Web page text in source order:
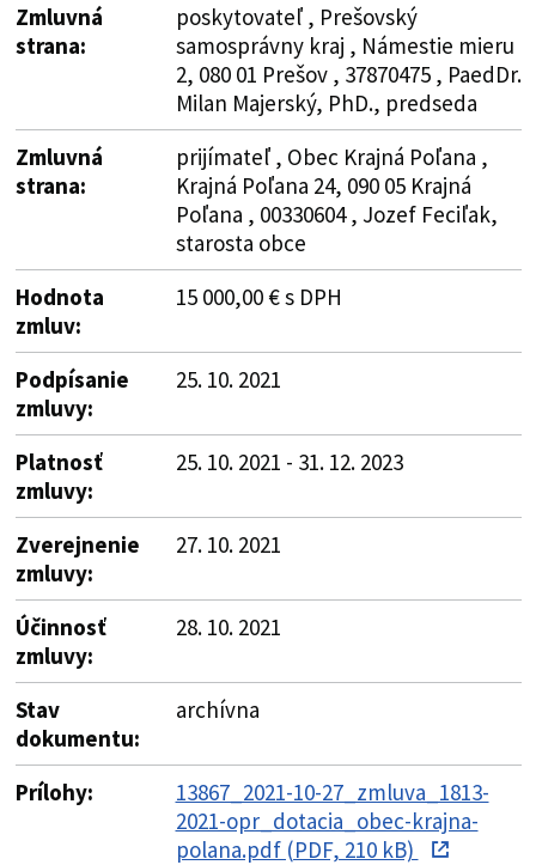
Zmluvná
strana:
poskytovateľ , Prešovský
samosprávny kraj , Námestie mieru
2, 080 01 Prešov , 37870475 , PaedDr.
Milan Majerský, PhD., predseda
Zmluvná
strana:
prijímateľ , Obec Krajná Poľana ,
Krajná Poľana 24, 090 05 Krajná
Poľana , 00330604 , Jozef Feciľak,
starosta obce
Hodnota
zmluv:
15 000,00 € s DPH
Podpísanie
zmluvy:
25. 10. 2021
Platnosť
zmluvy:
25. 10. 2021 - 31. 12. 2023
Zverejnenie
zmluvy:
27. 10. 2021
Účinnosť
zmluvy:
28. 10. 2021
Stav
dokumentu:
archívna
Prílohy:
13867_2021-10-27_zmluva_1813-
2021-opr_dotacia_obec-krajna-
polana.pdf (PDF, 210 kB)